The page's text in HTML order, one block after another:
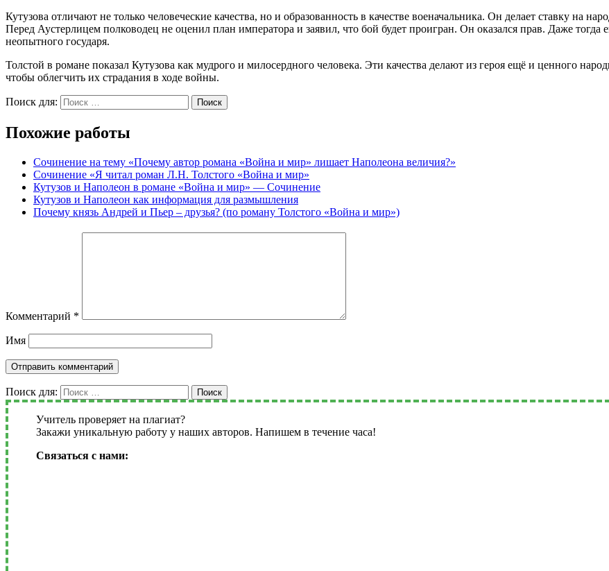
Кутузова отличают не только человеческие качества, но и образованность в качестве военачальника. Он делает ставку на
Перед Аустерлицем полководец не оценил план императора и заявил, что бой будет проигран. Он оказался прав. Даже
неопытного государя.
Толстой в романе показал Кутузова как мудрого и милосердного человека. Эти качества делают из героя ещё и ценного
чтобы облегчить их страдания в ходе войны.
Поиск для: Поиск
Похожие работы
Сочинение на тему «Почему автор романа «Война и мир» лишает Наполеона величия?»
Сочинение «Я читал роман Л.Н. Толстого «Война и мир»
Кутузов и Наполеон в романе «Война и мир» — Сочинение
Кутузов и Наполеон как информация для размышления
Почему князь Андрей и Пьер – друзья? (по роману Толстого «Война и мир»)
Комментарий *
Имя
Поиск для: Поиск
Учитель проверяет на плагиат?
Закажи уникальную работу у наших авторов. Напишем в течение часа!
Связаться с нами: